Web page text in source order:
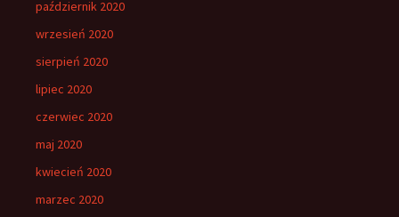
październik 2020
wrzesień 2020
sierpień 2020
lipiec 2020
czerwiec 2020
maj 2020
kwiecień 2020
marzec 2020